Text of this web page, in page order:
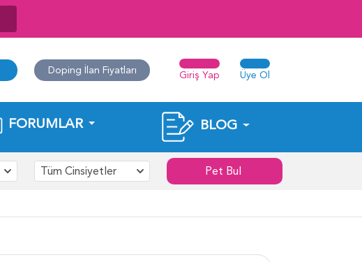
Doping İlan Fiyatları Giriş Yap Üye Ol
FORUMLAR BLOG
Tüm Cinsiyetler Pet Bul